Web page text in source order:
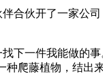
合伙开了一家公
下一件我能做的
爬藤植物，结出